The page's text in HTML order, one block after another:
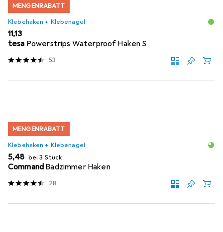
MENGENRABATT
Klebehaken + Klebenagel
EUR
11,13
tesa Powerstrips Waterproof Haken S
53
MENGENRABATT
Klebehaken + Klebenagel
EUR
5,48 bei 3 Stück
Command Badzimmer Haken
28